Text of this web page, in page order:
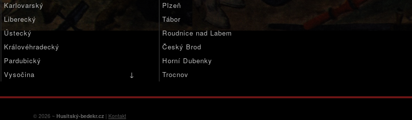
Karlovarský
Liberecký
Ústecký
Královéhradecký
Pardubický
Vysočina
Moravskoslezský
↓
Plzeň
Tábor
Roudnice nad Labem
Český Brod
Horní Dubenky
Trocnov
© 2026 ~ Husitský-bedekr.cz | Kontakt